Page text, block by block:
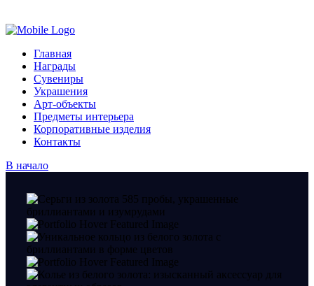
Главная
Награды
Сувениры
Украшения
Арт-объекты
Предметы интерьера
Корпоративные изделия
Контакты
В начало